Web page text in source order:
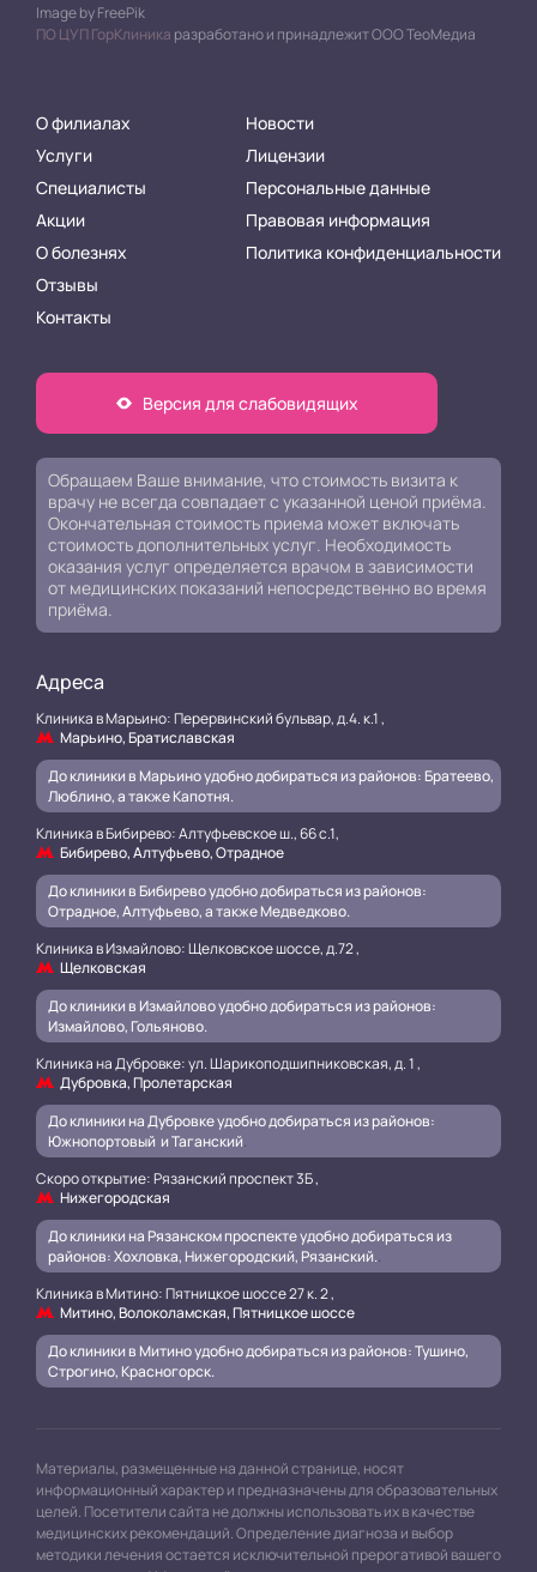
Image by FreePik
ПО ЦУП ГорКлиника разработано и принадлежит ООО ТеоМедиа
О филиалах
Услуги
Специалисты
Акции
О болезнях
Отзывы
Контакты
Новости
Лицензии
Персональные данные
Правовая информация
Политика конфиденциальности
Версия для слабовидящих
Обращаем Ваше внимание, что стоимость визита к
врачу не всегда совпадает с указанной ценой приёма.
Окончательная стоимость приема может включать
стоимость дополнительных услуг. Необходимость
оказания услуг определяется врачом в зависимости
от медицинских показаний непосредственно во время
приёма.
Адреса
Клиника в Марьино: Перервинский бульвар, д.4. к.1 ,
Марьино, Братиславская
До клиники в Марьино удобно добираться из районов: Братеево,
Люблино, а также Капотня.
Клиника в Бибирево: Алтуфьевское ш., 66 с.1,
Бибирево, Алтуфьево, Отрадное
До клиники в Бибирево удобно добираться из районов:
Отрадное, Алтуфьево, а также Медведково.
Клиника в Измайлово: Щелковское шоссе, д.72 ,
Щелковская
До клиники в Измайлово удобно добираться из районов:
Измайлово, Гольяново.
Клиника на Дубровке: ул. Шарикоподшипниковская, д. 1 ,
Дубровка, Пролетарская
До клиники на Дубровке удобно добираться из районов:
Южнопортовый и Таганский.
Скоро открытие: Рязанский проспект 3Б ,
Нижегородская
До клиники на Рязанском проспекте удобно добираться из
районов: Хохловка, Нижегородский, Рязанский..
Клиника в Митино: Пятницкое шоссе 27 к. 2 ,
Митино, Волоколамская, Пятницкое шоссе
До клиники в Митино удобно добираться из районов: Тушино,
Строгино, Красногорск.
Материалы, размещенные на данной странице, носят
информационный характер и предназначены для образовательных
целей. Посетители сайта не должны использовать их в качестве
медицинских рекомендаций. Определение диагноза и выбор
методики лечения остается исключительной прерогативой вашего